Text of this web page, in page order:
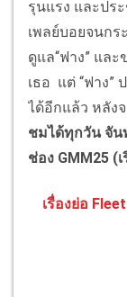
รุนแรง และปร
เพลย์บอยจนกร
ดูแล“ฟาง” และ
เธอ แต่ “ฟาง”
ได้อีกแล้ว หลัง
ชมได้ทุกวันจัน
ช่อง GMM25 (
เรื่องย่อ